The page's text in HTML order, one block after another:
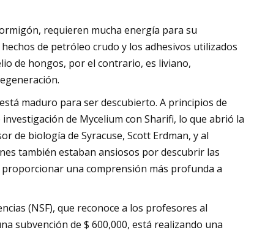
requieren mucha energía para su
de petróleo crudo y los adhesivos utilizados
de hongos, por el contrario, es liviano,
maduro para ser descubierto. A principios de
de Mycelium con Sharifi, lo que abrió la
de biología de Syracuse, Scott Erdman, y al
también estaban ansiosos por descubrir las
una comprensión más profunda a
(NSF), que reconoce a los profesores al
subvención de $ 600,000, está realizando una